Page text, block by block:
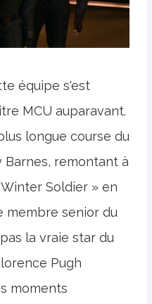
équipe s'est
MCU auparavant.
longue course du
Barnes, remontant à
Soldier » en
membre senior du
la vraie star du
Pugh
moments